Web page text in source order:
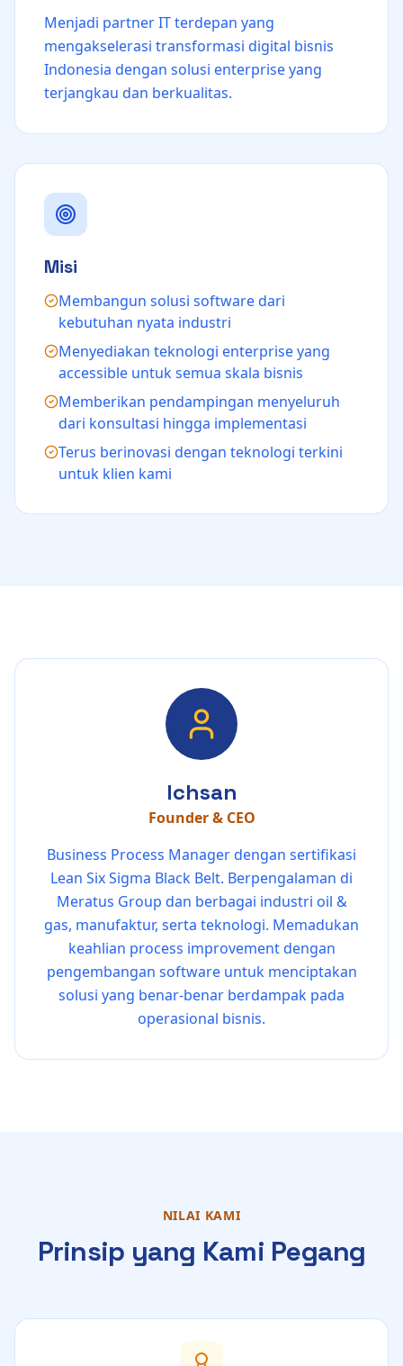
Menjadi partner IT terdepan yang
mengakselerasi transformasi digital bisnis
Indonesia dengan solusi enterprise yang
terjangkau dan berkualitas.
Misi
Membangun solusi software dari
kebutuhan nyata industri
Menyediakan teknologi enterprise yang
accessible untuk semua skala bisnis
Memberikan pendampingan menyeluruh
dari konsultasi hingga implementasi
Terus berinovasi dengan teknologi terkini
untuk klien kami
Ichsan
Founder & CEO
Business Process Manager dengan sertifikasi
Lean Six Sigma Black Belt. Berpengalaman di
Meratus Group dan berbagai industri oil &
gas, manufaktur, serta teknologi. Memadukan
keahlian process improvement dengan
pengembangan software untuk menciptakan
solusi yang benar-benar berdampak pada
operasional bisnis.
NILAI KAMI
Prinsip yang Kami Pegang